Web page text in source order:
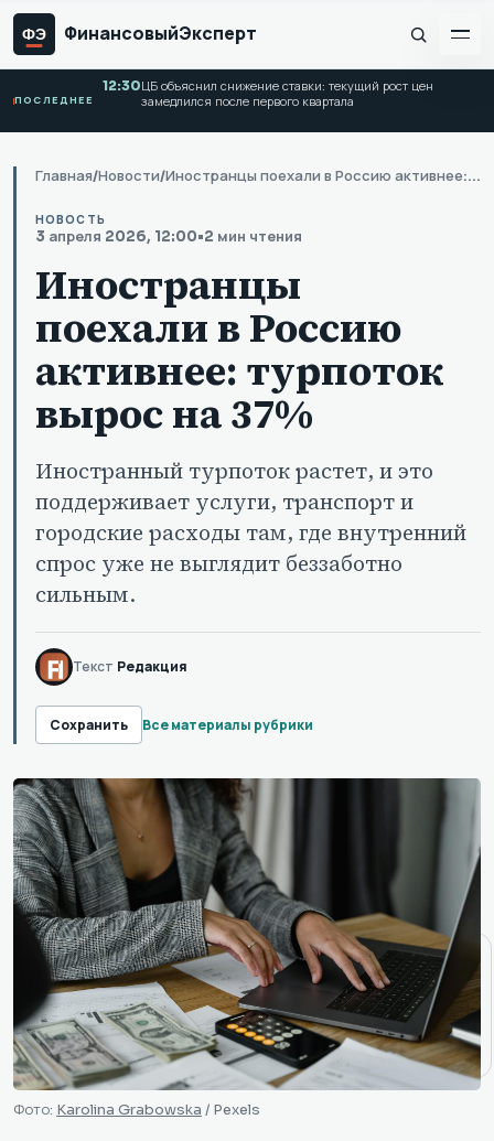
ФЭ ФинансовыйЭксперт
ПОСЛЕДНЕЕ
12:30ЦБ объяснил снижение ставки: текущий рост цен
замедлился после первого квартала
Главная/Новости/ Иностранцы поехали в Россию активнее: турпоток вырос на 37%
НОВОСТЬ
3 апреля 2026, 12:00•2 мин чтения
Иностранцы
поехали в Россию
активнее: турпоток
вырос на 37%
Иностранный турпоток растет, и это
поддерживает услуги, транспорт и
городские расходы там, где внутренний
спрос уже не выглядит беззаботно
сильным.
Текст Редакция
Сохранить Все материалы рубрики
Фото: Karolina Grabowska / Pexels